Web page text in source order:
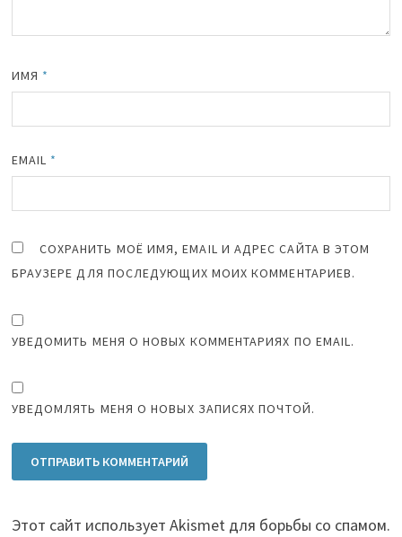
ИМЯ *
EMAIL *
СОХРАНИТЬ МОЁ ИМЯ, EMAIL И АДРЕС САЙТА В ЭТОМ
БРАУЗЕРЕ ДЛЯ ПОСЛЕДУЮЩИХ МОИХ КОММЕНТАРИЕВ.
УВЕДОМИТЬ МЕНЯ О НОВЫХ КОММЕНТАРИЯХ ПО EMAIL.
УВЕДОМЛЯТЬ МЕНЯ О НОВЫХ ЗАПИСЯХ ПОЧТОЙ.
Этот сайт использует Akismet для борьбы со спамом.